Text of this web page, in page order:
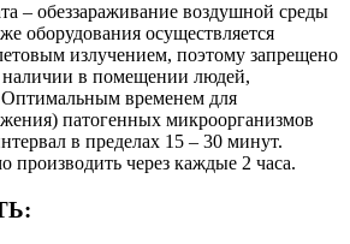
– обеззараживание воздушной среды
оборудования осуществляется
излучением, поэтому запрещено
наличии в помещении людей,
временем для
патогенных микроорганизмов
в пределах 15 – 30 минут.
производить через каждые 2 часа.